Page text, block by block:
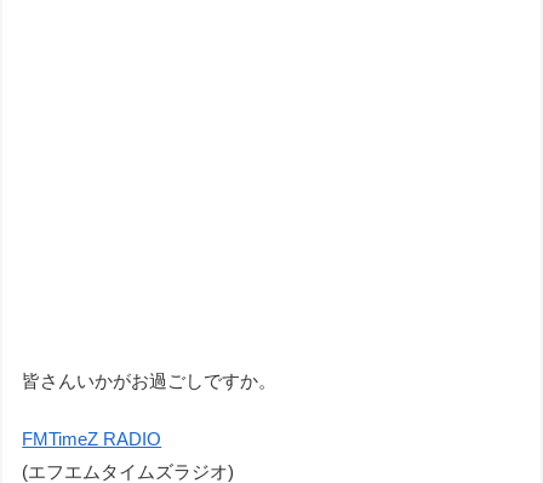
皆さんいかがお過ごしですか。
FMTimeZ RADIO
(エフエムタイムズラジオ)